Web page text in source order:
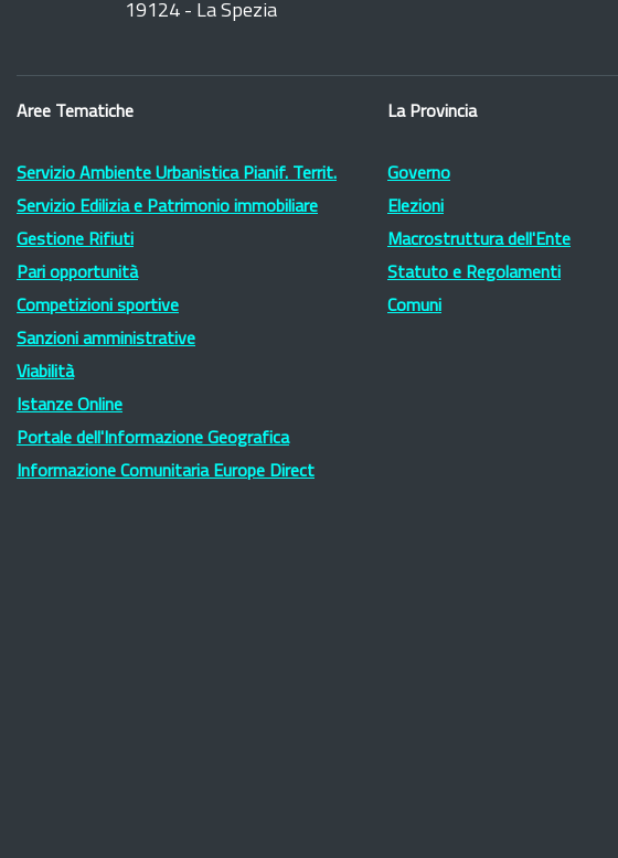
19124 - La Spezia
Aree Tematiche
Servizio Ambiente Urbanistica Pianif. Territ.
Servizio Edilizia e Patrimonio immobiliare
Gestione Rifiuti
Pari opportunità
Competizioni sportive
Sanzioni amministrative
Viabilità
Istanze Online
Portale dell'Informazione Geografica
Informazione Comunitaria Europe Direct
La Provincia
Governo
Elezioni
Macrostruttura dell'Ente
Statuto e Regolamenti
Comuni